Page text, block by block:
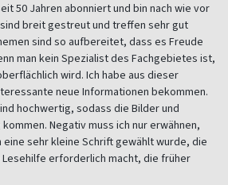
50 Jahren abonniert und bin nach wie vor
breit gestreut und treffen sehr gut
sind so aufbereitet, dass es Freude
man kein Spezialist des Fachgebietes ist,
wird. Ich habe aus dieser
neue Informationen bekommen.
hochwertig, sodass die Bilder und
Negativ muss ich nur erwähnen,
eine sehr kleine Schrift gewählt wurde, die
erforderlich macht, die früher